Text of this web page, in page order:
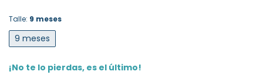
Talle: 9 meses
9 meses
¡No te lo pierdas, es el último!